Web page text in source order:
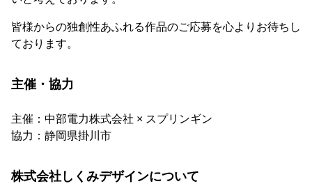
皆様からの独創性あふれる作品のご応募を心よりお待ちし
ております。
主催・協力
主催：中部電力株式会社 × スプリンギン
協力：静岡県掛川市
株式会社しくみデザインについて